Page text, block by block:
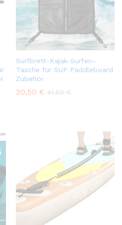
Surfbrett-Kajak-Surfen-
Tasche für SUP Paddleboard
Zubehör
20,50 € 41,50€